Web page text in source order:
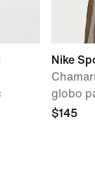
Nike
globo
$145